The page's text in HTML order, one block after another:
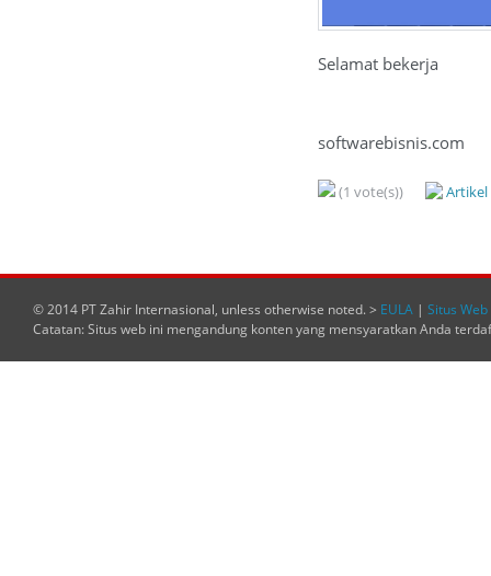
Selamat bekerja
softwarebisnis.com
(1 vote(s))
© 2014 PT Zahir Internasional, unless otherwise noted. > EULA | Situs
Catatan: Situs web ini mengandung konten yang mensyaratkan Anda